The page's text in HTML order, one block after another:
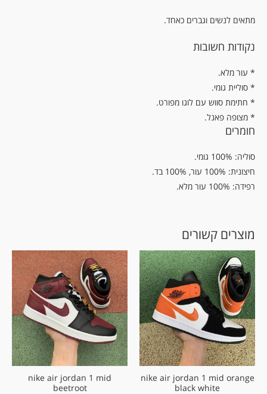
מתאים לנשים וגברים כאחד.
נקודות חשובות
.עור מלא *
* סוליית גומי.
* חתימת סווש עם לוגו מפורט.
* מצופה פאנל.
חומרים
סוליה: 100% גומי.
חיצונית: 100% עור, 100% בד.
רפידה: 100% עור מלא.
מוצרים קשורים
nike air jordan 1 mid orange
black white
nike air jordan 1 mid
beetroot